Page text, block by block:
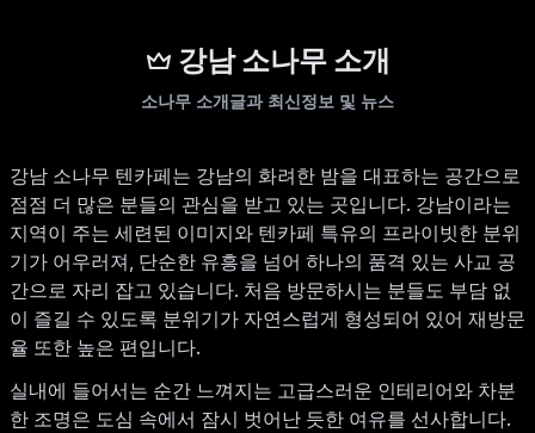
강남 소나무 소개
소나무 소개글과 최신정보 및 뉴스
강남 소나무 텐카페는 강남의 화려한 밤을 대표하는 공간으로
점점 더 많은 분들의 관심을 받고 있는 곳입니다. 강남이라는
지역이 주는 세련된 이미지와 텐카페 특유의 프라이빗한 분위
기가 어우러져, 단순한 유흥을 넘어 하나의 품격 있는 사교 공
간으로 자리 잡고 있습니다. 처음 방문하시는 분들도 부담 없
이 즐길 수 있도록 분위기가 자연스럽게 형성되어 있어 재방문
율 또한 높은 편입니다.
실내에 들어서는 순간 느껴지는 고급스러운 인테리어와 차분
한 조명은 도심 속에서 잠시 벗어난 듯한 여유를 선사합니다.